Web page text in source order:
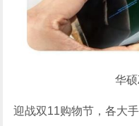
华硕
迎战双11购物节，各大